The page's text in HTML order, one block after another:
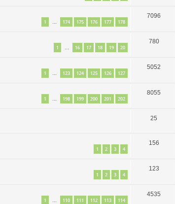
1 … 174 175 176 177 178
7096
1 … 16 17 18 19 20
780
1 … 123 124 125 126 127
5052
1 … 198 199 200 201 202
8055
25
1 2 3 4
156
1 2 3 4
123
1 … 110 111 112 113 114
4535